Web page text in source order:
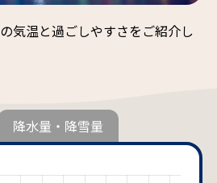
気温と過ごしやすさをご紹介し
降水量・降雪量